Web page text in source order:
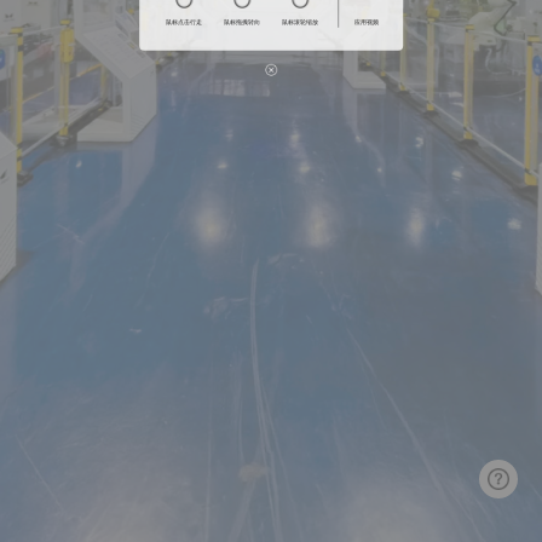
鼠标点击行走 鼠标拖拽转向 鼠标滚轮缩放 应用视频